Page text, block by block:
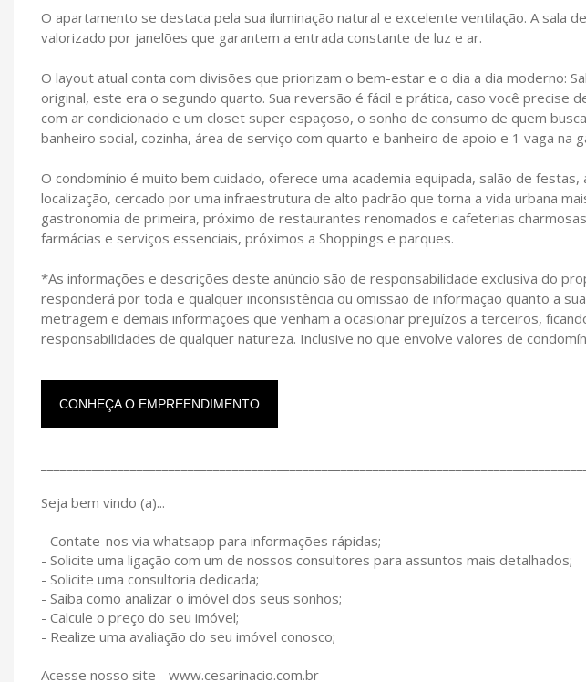
O apartamento se destaca pela sua iluminação natural e excelente ventilação. A sala
valorizado por janelões que garantem a entrada constante de luz e ar.
O layout atual conta com divisões que priorizam o bem-estar e o dia a dia moderno:
original, este era o segundo quarto. Sua reversão é fácil e prática, caso você precise
com ar condicionado e um closet super espaçoso, o sonho de consumo de quem
banheiro social, cozinha, área de serviço com quarto e banheiro de apoio e 1 vaga na
O condomínio é muito bem cuidado, oferece uma academia equipada, salão de
localização, cercado por uma infraestrutura de alto padrão que torna a vida urbana
gastronomia de primeira, próximo de restaurantes renomados e cafeterias
farmácias e serviços essenciais, próximos a Shoppings e parques.
*As informações e descrições deste anúncio são de responsabilidade exclusiva do
responderá por toda e qualquer inconsistência ou omissão de informação quanto a
metragem e demais informações que venham a ocasionar prejuízos a terceiros,
responsabilidades de qualquer natureza. Inclusive no que envolve valores de
CONHEÇA O EMPREENDIMENTO
Seja bem vindo (a)...
- Contate-nos via whatsapp para informações rápidas;
- Solicite uma ligação com um de nossos consultores para assuntos mais detalhados;
- Solicite uma consultoria dedicada;
- Saiba como analizar o imóvel dos seus sonhos;
- Calcule o preço do seu imóvel;
- Realize uma avaliação do seu imóvel conosco;
Acesse nosso site - www.cesarinacio.com.br